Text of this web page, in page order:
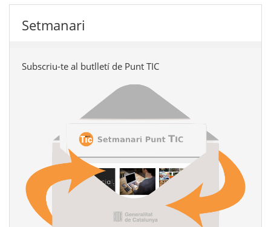
Setmanari
Subscriu-te al butlletí de Punt TIC